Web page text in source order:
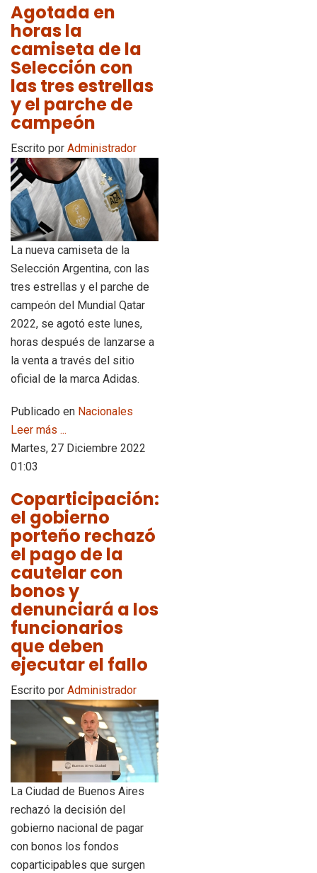
Agotada en
horas la
camiseta de la
Selección con
las tres estrellas
y el parche de
campeón
Escrito por Administrador
La nueva camiseta de la
Selección Argentina, con las
tres estrellas y el parche de
campeón del Mundial Qatar
2022, se agotó este lunes,
horas después de lanzarse a
la venta a través del sitio
oficial de la marca Adidas.
Publicado en Nacionales
Leer más ...
Martes, 27 Diciembre 2022
01:03
Coparticipación:
el gobierno
porteño rechazó
el pago de la
cautelar con
bonos y
denunciará a los
funcionarios
que deben
ejecutar el fallo
Escrito por Administrador
La Ciudad de Buenos Aires
rechazó la decisión del
gobierno nacional de pagar
con bonos los fondos
coparticipables que surgen